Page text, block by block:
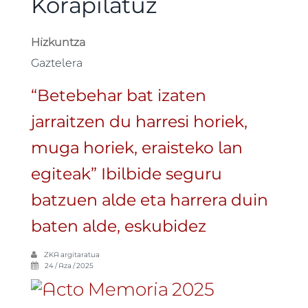
Korapilatuz
Hizkuntza
Gaztelera
“Betebehar bat izaten
jarraitzen du harresi horiek,
muga horiek, eraisteko lan
egiteak” Ibilbide seguru
batzuen alde eta harrera duin
baten alde, eskubidez
ZKA argitaratua
24 / Aza / 2025